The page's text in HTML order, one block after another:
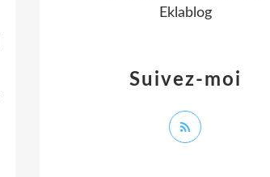
Suivez-moi
Eklablog